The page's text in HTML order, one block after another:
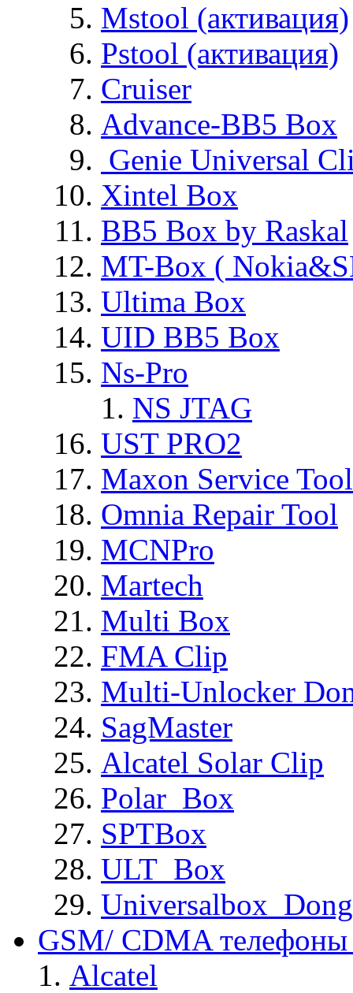
Mstool (активация)
Pstool (активация)
Cruiser
Advance-BB5 Box
Genie Universal
Xintel Box
BB5 Box by Raskal
MT-Box (
Ultima Box
UID BB5 Box
Ns-Pro
NS JTAG
UST PRO2
Maxon Service
Omnia Repair Tool
MCNPro
Martech
Multi Box
FMA Clip
Multi-Unlocker
SagMaster
Alcatel Solar Clip
Polar_Box
SPTBox
ULT_Box
GSM/ CDMA
Alcatel